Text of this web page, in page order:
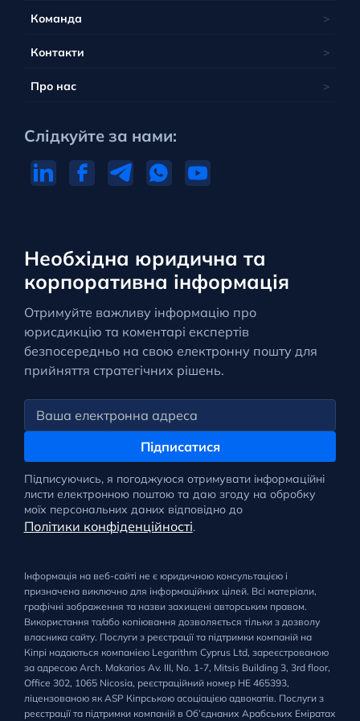
Необхідна юридична та
корпоративна інформація
Отримуйте важливу інформацію про
юрисдикцію та коментарі експертів
безпосередньо на свою електронну пошту для
прийняття стратегічних рішень.
Підписатися
Підписуючись, я погоджуюся отримувати інформаційні
листи електронною поштою та даю згоду на обробку
моїх персональних даних відповідно до
Політики конфіденційності.
Команда
Контакти
Про нас
Слідкуйте за нами:
Інформація на веб-сайті не є юридичною консультацією і
призначена виключно для інформаційних цілей. Всі матеріали,
графічні зображення та назви захищені авторським правом.
Використання та/або копіювання дозволяється тільки з дозволу
власника сайту. Послуги з реєстрації та підтримки компаній на
Кіпрі надаються компанією Legarithm Cyprus Ltd, зареєстрованою
за адресою Arch. Makarios Av. III, No. 1-7, Mitsis Building 3, 3rd floor,
Office 302, 1065 Nicosia, реєстраційний номер HE 465393,
ліцензованою як ASP Кіпрською асоціацією адвокатів. Послуги з
реєстрації та підтримки компаній в Об’єднаних Арабських Еміратах